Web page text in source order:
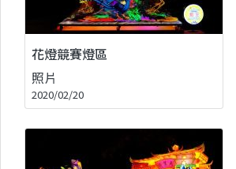
花燈競賽燈區
照片
2020/02/20